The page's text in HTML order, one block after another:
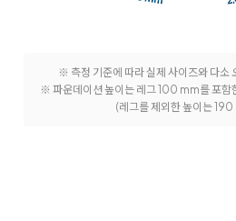
※ 측정 기준에 따라 실제 사이즈와 다소
※ 파운데이션 높이는 레그 100 mm를 포함
(레그를 제외한 높이는